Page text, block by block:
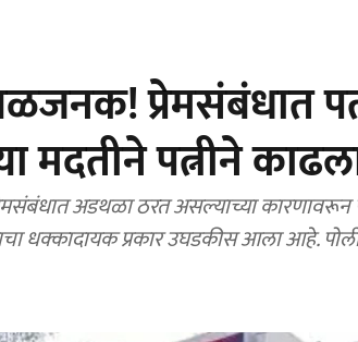
प्रेमसंबंधात
मदतीने पत्नीने
अडथळा ठरत असल्याच्या कारणावरून
धक्कादायक प्रकार उघडकीस आला आहे.